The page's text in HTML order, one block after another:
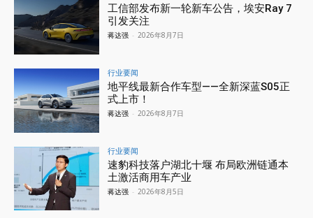
工信部发布新一轮新车公告，埃安Ray 7
引发关注
蒋达强 - 2026年8月7日
行业要闻
地平线最新合作车型——全新深蓝S05正
式上市！
蒋达强 - 2026年8月7日
行业要闻
速豹科技落户湖北十堰 布局欧洲链通本
土激活商用车产业
蒋达强 - 2026年8月5日